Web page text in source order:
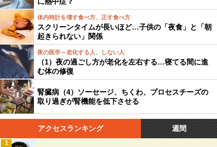
体内時計を壊す食べ方、正す食べ方
スクリーンタイムが長いほど…子供の「夜食」と「朝
起きられない」関係
夜の医学～老化する人、しない人
（1）夜の過ごし方が老化を左右する…寝てる間に進
む体の修復
腎臓病（4）ソーセージ、ちくわ、プロセスチーズの
取り過ぎが腎機能を低下させる
アクセスランキング 週間
1